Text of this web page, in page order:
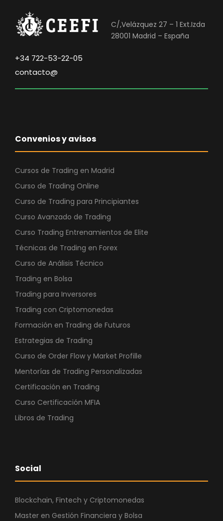
C/,Velázquez 27 – 1 Ext.Izda
28001 Madrid – España
+34 722-53-22-05
contacto@
Convenios y avisos
Cursos de Trading en Madrid
Curso de Trading Online
Curso de Trading para Principiantes
Curso Avanzado de Trading
Curso Trading Entrenamientos de Elite
Técnicas de Trading en Forex
Curso de Análisis Técnico
Trading en Bolsa
Trading para Inversores
Trading con Criptomonedas
Formación en Trading de Futuros
Estrategias de Trading
Curso de Order Flow y Market Profille
Mentorías de Trading Personalizadas
Certificación en Trading
Curso Certificación MFIA
Libros de Trading
Social
Blockchain, Fintech y Criptomonedas
Master en Gestión Financiera y Bolsa